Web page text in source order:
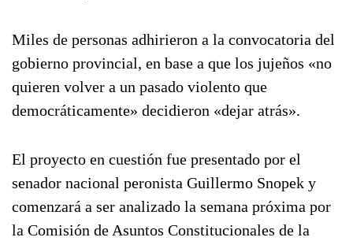
Miles de personas adhirieron a la convocatoria del
gobierno provincial, en base a que los jujeños «no
quieren volver a un pasado violento que
democráticamente» decidieron «dejar atrás».
El proyecto en cuestión fue presentado por el
senador nacional peronista Guillermo Snopek y
comenzará a ser analizado la semana próxima por
la Comisión de Asuntos Constitucionales de la